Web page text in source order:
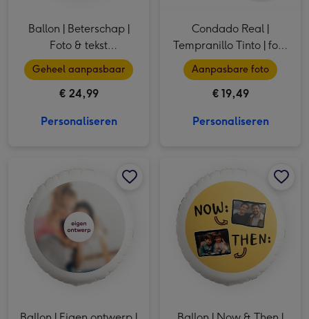
Ballon | Beterschap |
Foto & tekst
aanpasbaar
Geheel aanpasbaar
€ 24,99
Personaliseren
Condado Real |
Tempranillo Tinto | foto
collage | 750 ml
Aanpasbare foto
€ 19,49
Personaliseren